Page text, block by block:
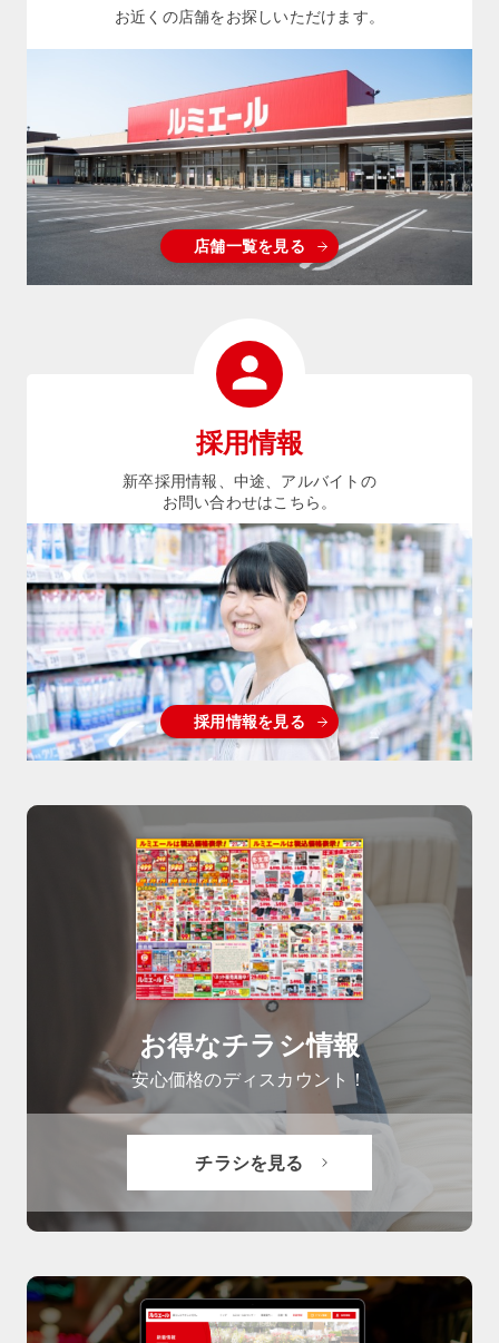
お近くの店舗をお探しいただけます。
店舗一覧を見る
採用情報
新卒採用情報、中途、アルバイトの
お問い合わせはこちら。
採用情報を見る
お得なチラシ情報
安心価格のディスカウント！
チラシを見る